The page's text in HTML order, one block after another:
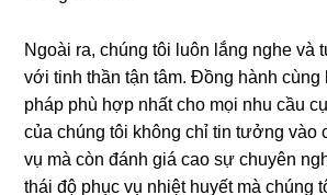
Ngoài ra, chúng tôi luôn lắng nghe và
với tinh thần tận tâm. Đồng hành cùng
pháp phù hợp nhất cho mọi nhu cầu
của chúng tôi không chỉ tin tưởng vào
vụ mà còn đánh giá cao sự chuyên
thái độ phục vụ nhiệt huyết mà chúng